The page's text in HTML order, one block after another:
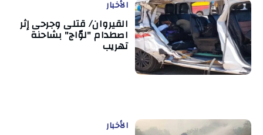
الأخبار
القيروان/ قتلى وجرحى إثر
اصطدام "لوّاج" بشاحنة
تهريب
الأخبار